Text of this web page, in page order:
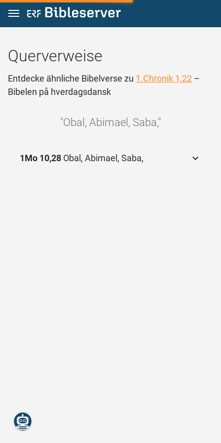
Zum Inhalt springen
Querverweise
Entdecke ähnliche Bibelverse zu 1.Chronik 1,22 –
Bibelen på hverdagsdansk
"Obal, Abimael, Saba,"
1Mo 10,28 Obal, Abimael, Saba,